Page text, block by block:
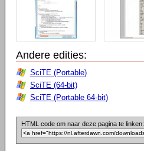
Andere edities:
SciTE (Portable)
SciTE (64-bit)
SciTE (Portable 64-bit)
HTML code om naar deze pagina te linken: